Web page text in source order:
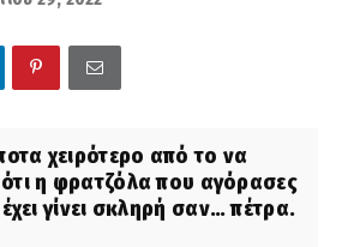
χειρότερο από το να
η φρατζόλα που αγόρασες
γίνει σκληρή σαν… πέτρα.